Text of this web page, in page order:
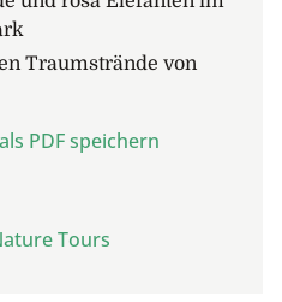
Traumstrände von
PDF speichern
Tours